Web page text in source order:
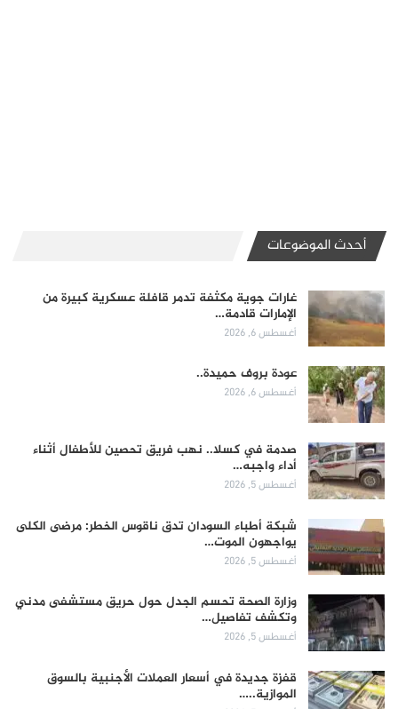
أحدث الموضوعات
غارات جوية مكثفة تدمر قافلة عسكرية كبيرة من
الإمارات قادمة…
أغسطس 6, 2026
عودة بروف حميدة..
أغسطس 6, 2026
صدمة في كسلا.. نهب فريق تحصين للأطفال أثناء
أداء واجبه…
أغسطس 5, 2026
شبكة أطباء السودان تدق ناقوس الخطر: مرضى الكلى
يواجهون الموت…
أغسطس 5, 2026
وزارة الصحة تحسم الجدل حول حريق مستشفى مدني
وتكشف تفاصيل…
أغسطس 5, 2026
قفزة جديدة في أسعار العملات الأجنبية بالسوق
الموازية..…